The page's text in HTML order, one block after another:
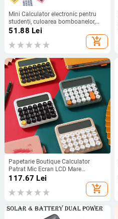
Mini Calculator electronic pentru
studenți, culoarea bomboanelor,
calculează papetărie de birou,
baterie de monede cadou 1buc
51.88 Lei
add_shopping_cart
Papetarie Boutique Calculator
Patrat Mic Ecran LCD Mare
Personalizat Calculator Birou Solar
117.67 Lei
add_shopping_cart